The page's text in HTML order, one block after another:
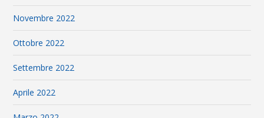
Novembre 2022
Ottobre 2022
Settembre 2022
Aprile 2022